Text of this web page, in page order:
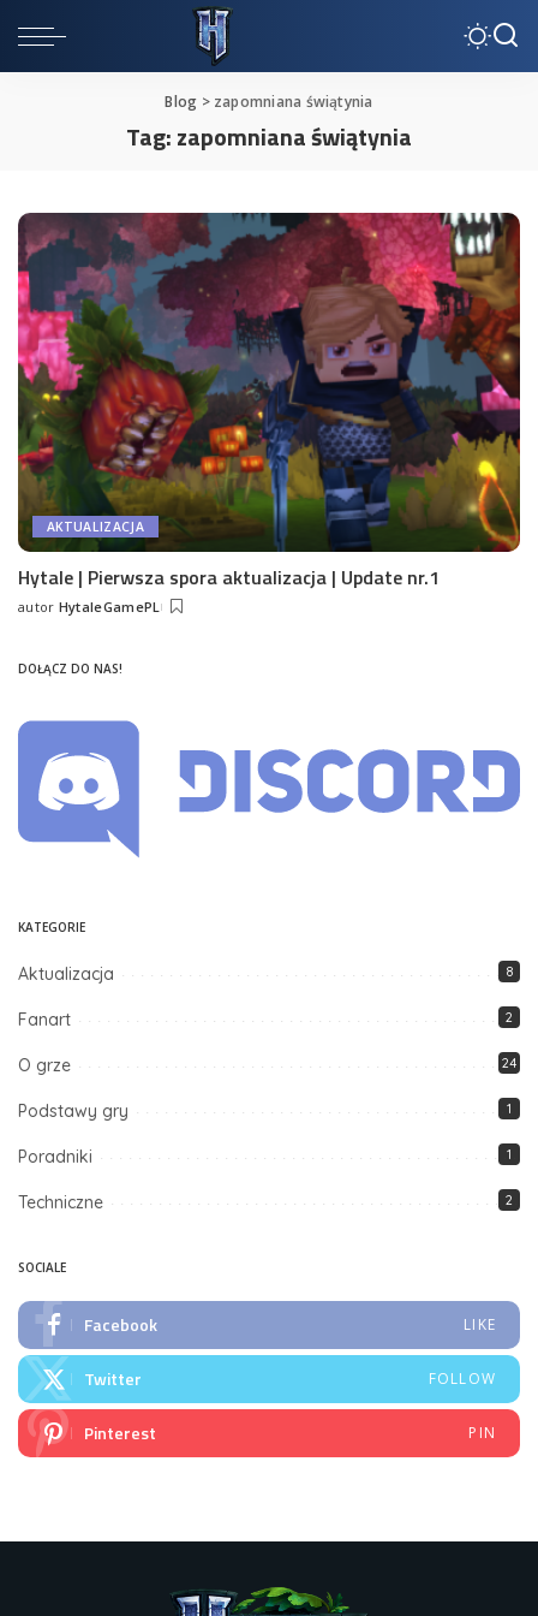
Blog > zapomniana świątynia
Tag:zapomniana świątynia
AKTUALIZACJA
Hytale | Pierwsza spora aktualizacja | Update nr.1
Posted
autor HytaleGamePL
DOŁĄCZ DO NAS!
KATEGORIE
Aktualizacja 8
Fanart 2
O grze 24
Podstawy gry 1
Poradniki 1
Techniczne 2
SOCIALE
Facebook LIKE
Twitter FOLLOW
Pinterest PIN